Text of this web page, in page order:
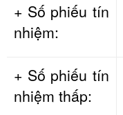
+ Số phiếu tín
nhiệm:
+ Số phiếu tín
nhiệm thấp: